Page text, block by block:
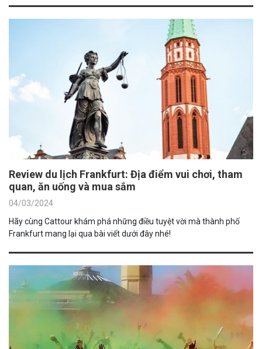
Review du lịch Frankfurt: Địa điểm vui chơi, tham
quan, ăn uống và mua sắm
04/03/2024
Hãy cùng Cattour khám phá những điều tuyệt vời mà thành phố
Frankfurt mang lại qua bài viết dưới đây nhé!